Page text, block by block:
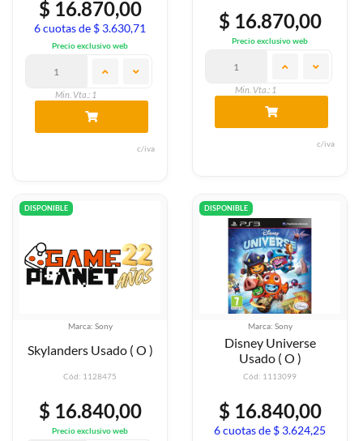
$ 16.870,00
6 cuotas de $ 3.630,71
Precio exclusivo web
Min. Vta.: 1
c/iva
$ 16.870,00
Precio exclusivo web
Min. Vta.: 1
c/iva
DISPONIBLE
Marca: Sony
Skylanders Usado ( O )
Cód: 1128475
$ 16.840,00
Precio exclusivo web
DISPONIBLE
Marca: Sony
Disney Universe
Usado ( O )
Cód: 1113099
$ 16.840,00
6 cuotas de $ 3.624,25